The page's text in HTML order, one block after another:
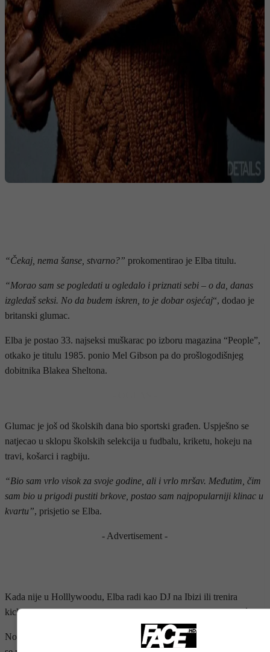
“Čekaj, nema šanse, stvarno?” prokomentirao je Elba titulu.
“Morao sam se pogledati u ogledalo i priznati sebi – o da, danas
izgledaš seksi. No da budem iskren, to je dobar osjećaj“, dodao je
britanski glumac.
Elba je postao 33. najseksi muškarac po izboru magazina “People”,
otkako je titulu 1985. ponio Mel Gibson pa do prošlogodišnjeg
dobitnika Blakea Sheltona.
Glumac je još od školskih dana bio sportski građen. Uspješno se
natjecao u sklopu školskih selekcija u fudbalu, kriketu, hokeju na
travi, košarci i ragbiju.
“Bio sam vrlo visok za svoje godine, ali i vrlo mršav. Međutim, čim
sam bio u prigodi pustiti brkove, postao sam najpopularniji klinac u
kvartu”, prisjetio se Elba.
- Advertisement -
Kada nije u Holllywoodu, Elba radi kao DJ na Ibizi ili trenira
kickboxing na Tajlandu, a ponekad dizajnira vlastiti brend odjeće.
No ističe da su mu najsretniji trenuci u životu rođenje djece. “S time